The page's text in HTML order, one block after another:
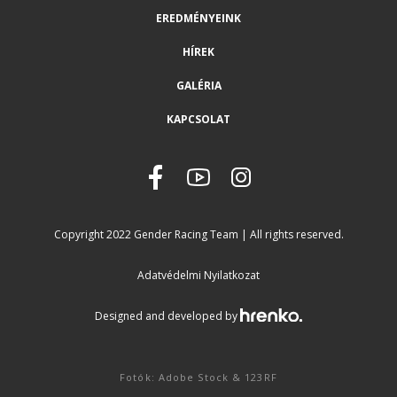
EREDMÉNYEINK
HÍREK
GALÉRIA
KAPCSOLAT
Copyright 2022 Gender Racing Team | All rights reserved.
Adatvédelmi Nyilatkozat
Designed and developed by
Fotók: Adobe Stock & 123RF